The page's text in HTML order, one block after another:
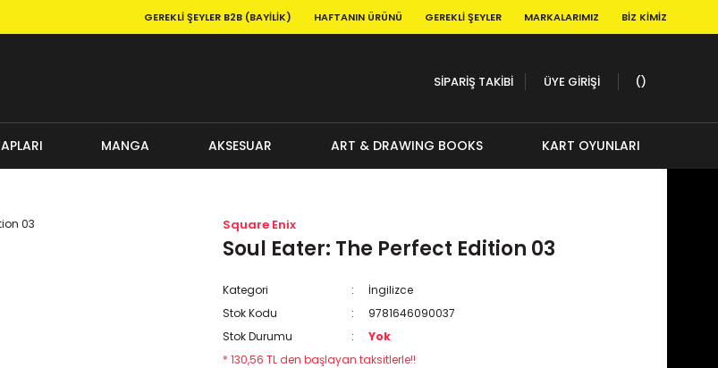
GEREKLI ŞEYLER B2B (BAYILIK) HAFTANIN ÜRÜNÜ GEREKLI ŞEYLER MARKALARIMIZ BIZ KIMIZ
SİPARİŞ TAKİBİ ÜYE GİRİŞİ
MANGA AKSESUAR ART & DRAWING BOOKS KART OYUNLARI
Square Enix
Soul Eater: The Perfect Edition 03
Kategori
İngilizce
Stok Kodu
9781646090037
Stok Durumu
Yok
* 130,56 TL den başlayan taksitlerle!!